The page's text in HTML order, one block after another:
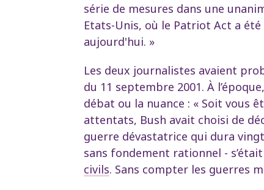
série de mesures dans une
Etats-Unis, où le Patriot Act a
aujourd'hui. »
Les deux journalistes avaient
du 11 septembre 2001. À
débat ou la nuance : « Soit vous
attentats, Bush avait choisi de
guerre dévastatrice qui dura
sans fondement rationnel -
civils. Sans compter les guerres